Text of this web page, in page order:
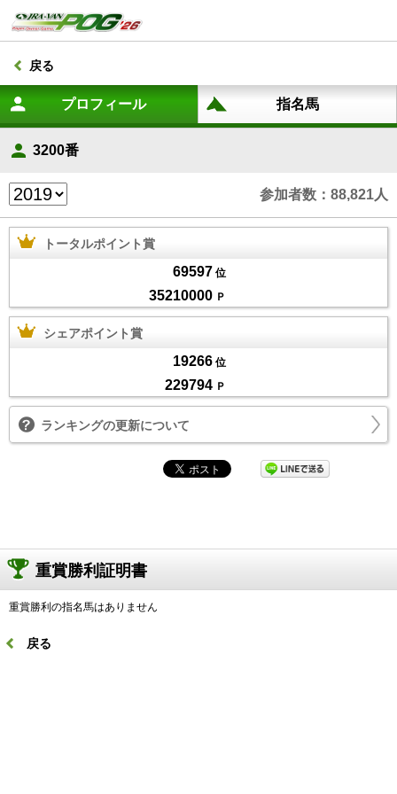
戻る
3200番
参加者数：88,821人
トータルポイント賞
69597 位
35210000 Ｐ
シェアポイント賞
19266 位
229794 Ｐ
ランキングの更新について
重賞勝利証明書
重賞勝利の指名馬はありません
戻る